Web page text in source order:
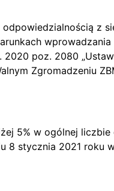
odpowiedzialnością z
poz. 2080
Zgromadzeniu ZBM
5% w ogólnej liczbie
8 stycznia 2021 roku